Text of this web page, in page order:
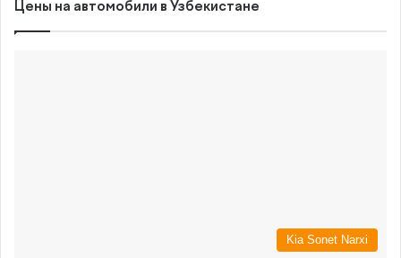
Цены на автомобили в Узбекистане
Kia Sonet Narxi